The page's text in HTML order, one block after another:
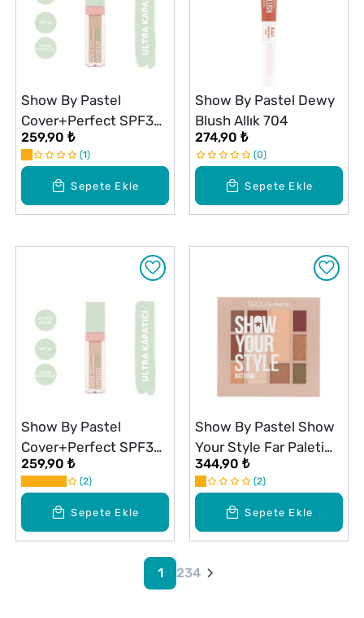
Sepete Ekle
Show By Pastel
Cover+Perfect SPF30
Ultra Kapatıcı 305
Sand
259,90 ₺
1
Sepete Ekle
Show By Pastel Dewy
Blush Allık 704
274,90 ₺
0
Sepete Ekle
Show By Pastel
Cover+Perfect SPF30
Ultra Kapatıcı 302
Light Rose
259,90 ₺
2
Sepete Ekle
Show By Pastel Show
Your Style Far Paleti
464 Natural
344,90 ₺
2
1 234